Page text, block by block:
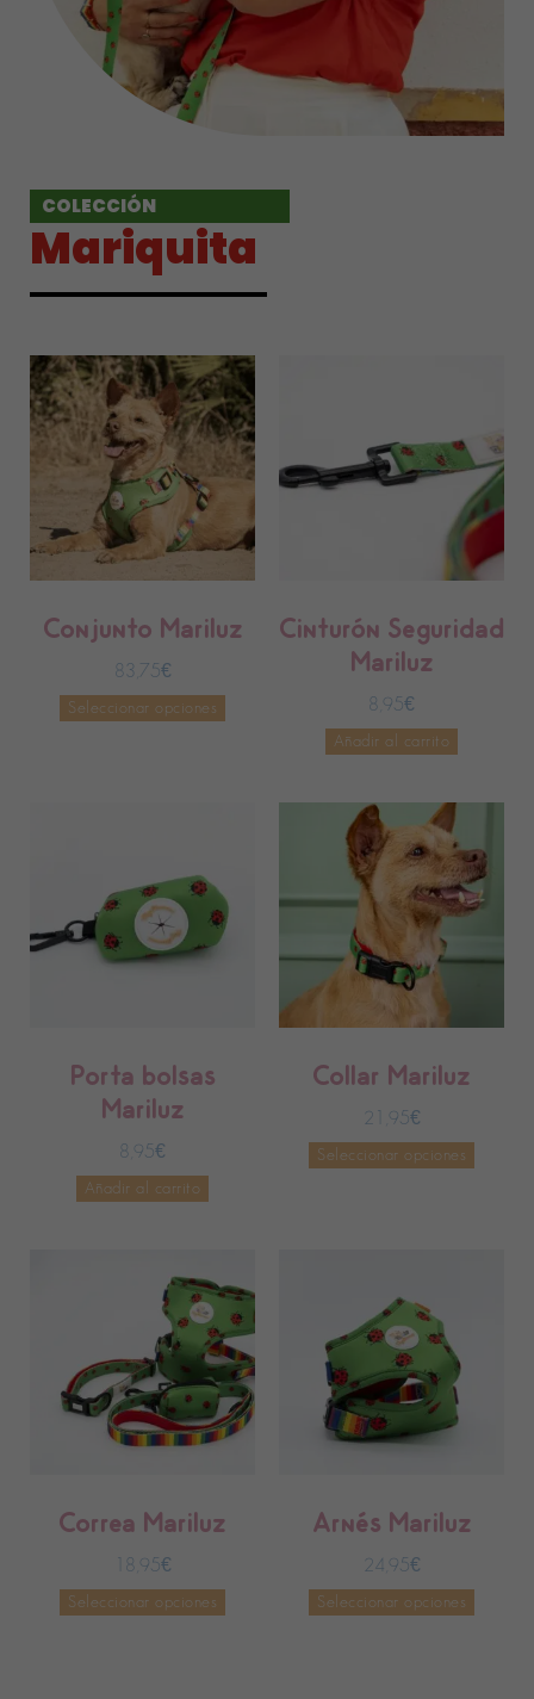
COLECCIÓN
Mariquita
Conjunto Mariluz
83,75€
Seleccionar opciones
Cinturón Seguridad
Mariluz
8,95€
Añadir al carrito
Porta bolsas
Mariluz
8,95€
Añadir al carrito
Collar Mariluz
21,95€
Seleccionar opciones
Correa Mariluz
18,95€
Seleccionar opciones
Arnés Mariluz
24,95€
Seleccionar opciones